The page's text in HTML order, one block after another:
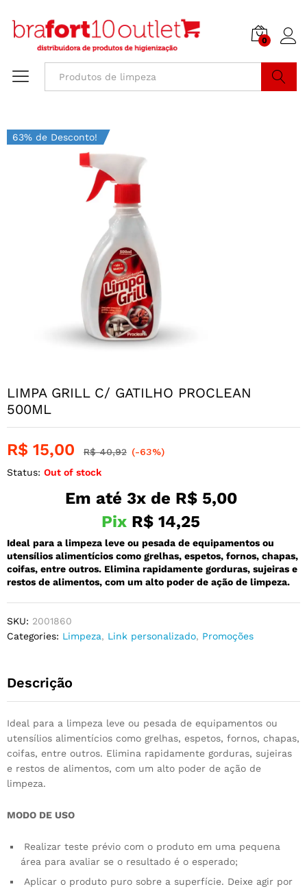
0
63% de Desconto!
LIMPA GRILL C/ GATILHO PROCLEAN
500ML
R$ 15,00 R$40,92 (-63%)
Status: Out of stock
Em até 3x de R$5,00
Pix R$ 14,25
Ideal para a limpeza leve ou pesada de equipamentos ou
utensílios alimentícios como grelhas, espetos, fornos, chapas,
coifas, entre outros. Elimina rapidamente gorduras, sujeiras e
restos de alimentos, com um alto poder de ação de limpeza.
SKU: 2001860
Categories: Limpeza, Link personalizado, Promoções
Descrição
Ideal para a limpeza leve ou pesada de equipamentos ou
utensílios alimentícios como grelhas, espetos, fornos, chapas,
coifas, entre outros. Elimina rapidamente gorduras, sujeiras
e restos de alimentos, com um alto poder de ação de
limpeza.
MODO DE USO
Realizar teste prévio com o produto em uma pequena
área para avaliar se o resultado é o esperado;
Aplicar o produto puro sobre a superfície. Deixe agir por